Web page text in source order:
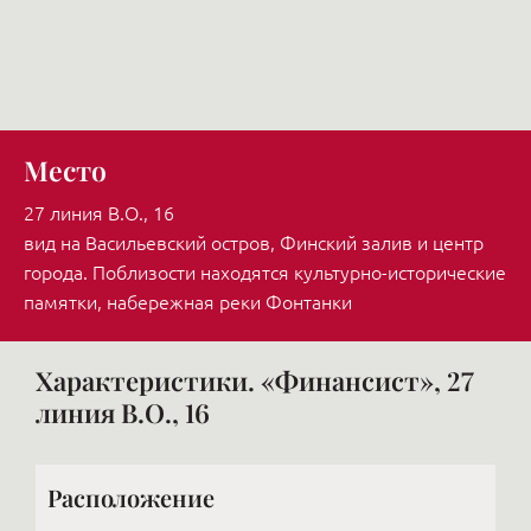
Место
27 линия В.О., 16
вид на Васильевский остров, Финский залив и центр
города. Поблизости находятся культурно-исторические
памятки, набережная реки Фонтанки
Характеристики. «Финансист», 27
линия В.О., 16
Расположение